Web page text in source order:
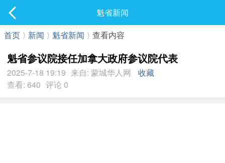
最新发表
魁省新闻
首页 ⟩ 新闻 ⟩ 魁省新闻 ⟩ 查看内容
魁省参议院接任加拿大政府参议院代表
2025-7-18 19:19 来自: 蒙城华人网
收藏
查看: 640 评论 0